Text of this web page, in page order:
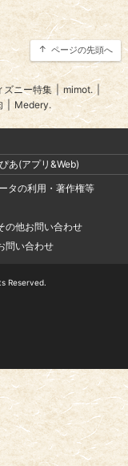
ページの先頭へ
ズニー特集 mimot.
Medery.
ぴあ(アプリ&Web)
タの利用・著作権等
の他お問い合わせ
問い合わせ
Reserved.